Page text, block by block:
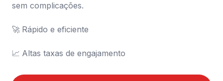
sem complicações.
🚀	Rápido e eficiente
📈	Altas taxas de engajamento